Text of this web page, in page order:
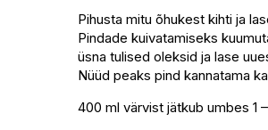
Pihusta mitu õhukest kihti ja
Pindade kuivatamiseks
üsna tulised oleksid ja lase
Nüüd peaks pind kannatama
400 ml värvist jätkub umbes 1